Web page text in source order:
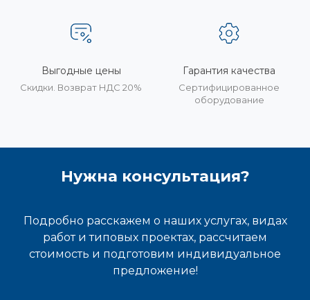
Выгодные цены
Скидки. Возврат НДС 20%
Гарантия качества
Сертифицированное
оборудование
Нужна консультация?
Подробно расскажем о наших услугах, видах
работ и типовых проектах, рассчитаем
стоимость и подготовим индивидуальное
предложение!